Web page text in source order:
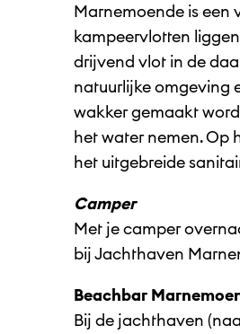
Marnemoende is een
kampeervlotten
drijvend vlot in de
natuurlijke omgeving
wakker gemaakt
het water nemen. Op
het uitgebreide
Camper
Met je camper
bij Jachthaven
Beachbar
Bij de jachthaven